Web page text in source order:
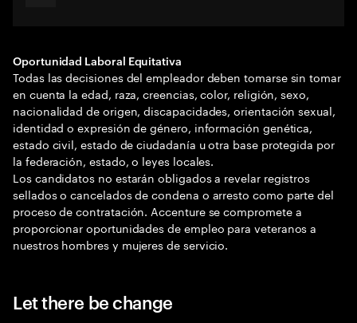
Oportunidad Laboral Equitativa
Todas las decisiones del empleador deben tomarse sin tomar
en cuenta la edad, raza, creencias, color, religión, sexo,
nacionalidad de origen, discapacidades, orientación sexual,
identidad o expresión de género, información genética,
estado civil, estado de ciudadanía u otra base protegida por
la federación, estado, o leyes locales.
Los candidatos no estarán obligados a revelar registros
sellados o cancelados de condena o arresto como parte del
proceso de contratación. Accenture se compromete a
proporcionar oportunidades de empleo para veteranos a
nuestros hombres y mujeres de servicio.
Let there be change